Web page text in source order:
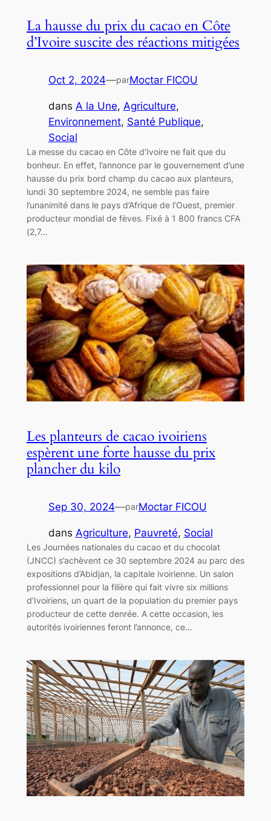
La hausse du prix du cacao en Côte
d’Ivoire suscite des réactions mitigées
Oct 2, 2024—parMoctar FICOU
dans A la Une, Agriculture
Environnement, Santé Publique
Social
La messe du cacao en Côte d’Ivoire ne fait que du
bonheur. En effet, l’annonce par le gouvernement d’une
hausse du prix bord champ du cacao aux planteurs,
lundi 30 septembre 2024, ne semble pas faire
l’unanimité dans le pays d’Afrique de l’Ouest, premier
producteur mondial de fèves. Fixé à 1 800 francs CFA
(2,7…
Les planteurs de cacao ivoiriens
espèrent une forte hausse du prix
plancher du kilo
Sep 30, 2024—parMoctar FICOU
dans Agriculture, Pauvreté, Social
Les Journées nationales du cacao et du chocolat
(JNCC) s’achèvent ce 30 septembre 2024 au parc des
expositions d’Abidjan, la capitale ivoirienne. Un salon
professionnel pour la filière qui fait vivre six millions
d’Ivoiriens, un quart de la population du premier pays
producteur de cette denrée. A cette occasion, les
autorités ivoiriennes feront l’annonce, ce…